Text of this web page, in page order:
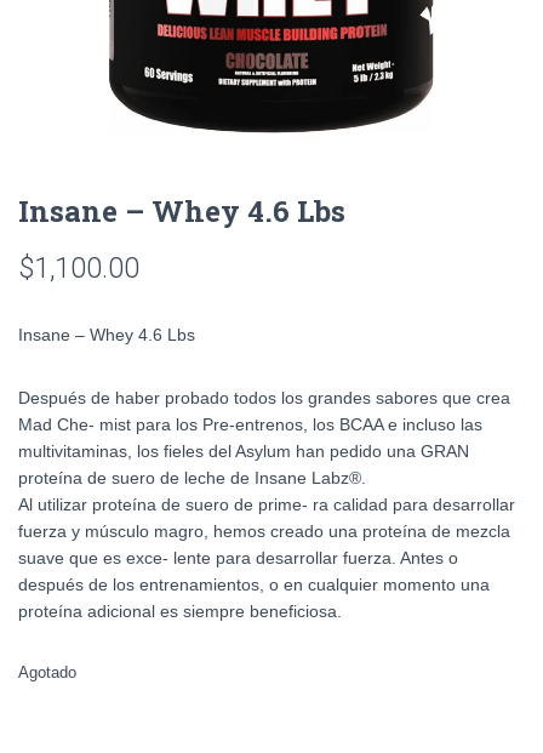
Insane – Whey 4.6 Lbs
$1,100.00
Insane – Whey 4.6 Lbs
Después de haber probado todos los grandes sabores que crea
Mad Che- mist para los Pre-entrenos, los BCAA e incluso las
multivitaminas, los fieles del Asylum han pedido una GRAN
proteína de suero de leche de Insane Labz®.
Al utilizar proteína de suero de prime- ra calidad para desarrollar
fuerza y músculo magro, hemos creado una proteína de mezcla
suave que es exce- lente para desarrollar fuerza. Antes o
después de los entrenamientos, o en cualquier momento una
proteína adicional es siempre beneficiosa.
Agotado